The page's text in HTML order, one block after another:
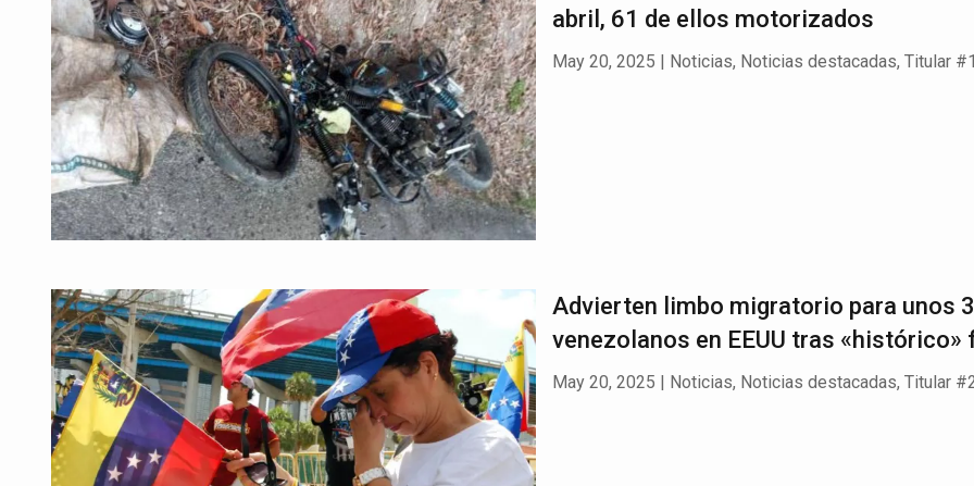
abril, 61 de ellos motorizados
May 20, 2025 | Noticias, Noticias destacadas, Titular #1
Advierten limbo migratorio para unos
venezolanos en EEUU tras «histórico»
May 20, 2025 Noticias, Noticias destacadas, Titular